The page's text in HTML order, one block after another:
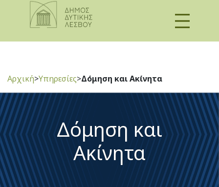
Αρχική>Υπηρεσίες>Δόμηση και Ακίνητα
Δόμηση και
Ακίνητα